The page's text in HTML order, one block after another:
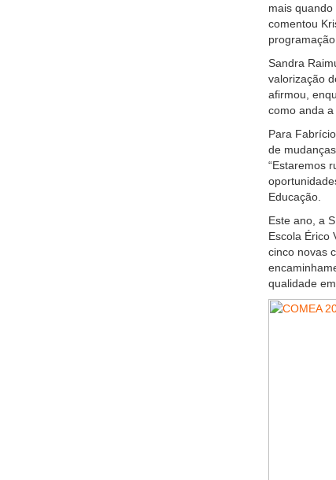
mais
comentou
Sandra
valorização
afirmou,
como anda
Para
de
“Estaremos
Educação.
Este ano, a
Escola Érico
cinco novas
qualidade